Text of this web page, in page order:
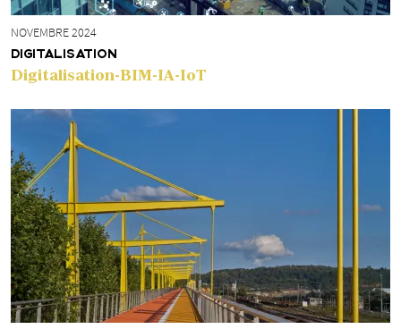
NOVEMBRE 2024
DIGITALISATION
Digitalisation-BIM-IA-IoT